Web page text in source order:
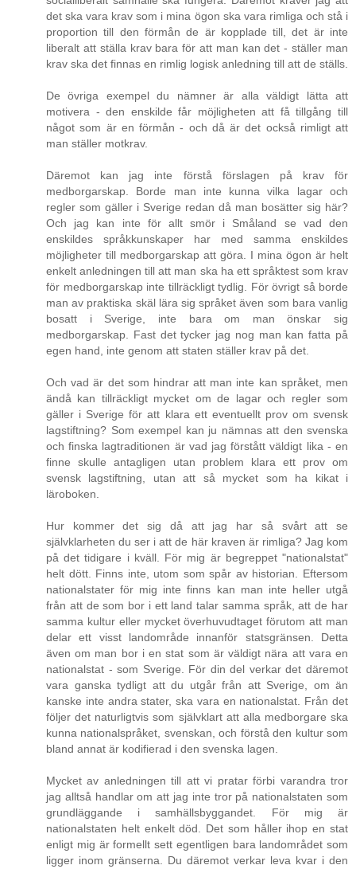
det ska vara krav som i mina ögon ska vara rimliga och stå i
proportion till den förmån de är kopplade till, det är inte
liberalt att ställa krav bara för att man kan det - ställer man
krav ska det finnas en rimlig logisk anledning till att de ställs.
De övriga exempel du nämner är alla väldigt lätta att
motivera - den enskilde får möjligheten att få tillgång till
något som är en förmån - och då är det också rimligt att
man ställer motkrav.
Däremot kan jag inte förstå förslagen på krav för
medborgarskap. Borde man inte kunna vilka lagar och
regler som gäller i Sverige redan då man bosätter sig här?
Och jag kan inte för allt smör i Småland se vad den
enskildes språkkunskaper har med samma enskildes
möjligheter till medborgarskap att göra. I mina ögon är helt
enkelt anledningen till att man ska ha ett språktest som krav
för medborgarskap inte tillräckligt tydlig. För övrigt så borde
man av praktiska skäl lära sig språket även som bara vanlig
bosatt i Sverige, inte bara om man önskar sig
medborgarskap. Fast det tycker jag nog man kan fatta på
egen hand, inte genom att staten ställer krav på det.
Och vad är det som hindrar att man inte kan språket, men
ändå kan tillräckligt mycket om de lagar och regler som
gäller i Sverige för att klara ett eventuellt prov om svensk
lagstiftning? Som exempel kan ju nämnas att den svenska
och finska lagtraditionen är vad jag förstått väldigt lika - en
finne skulle antagligen utan problem klara ett prov om
svensk lagstiftning, utan att så mycket som ha kikat i
läroboken.
Hur kommer det sig då att jag har så svårt att se
självklarheten du ser i att de här kraven är rimliga? Jag kom
på det tidigare i kväll. För mig är begreppet "nationalstat"
helt dött. Finns inte, utom som spår av historian. Eftersom
nationalstater för mig inte finns kan man inte heller utgå
från att de som bor i ett land talar samma språk, att de har
samma kultur eller mycket överhuvudtaget förutom att man
delar ett visst landområde innanför statsgränsen. Detta
även om man bor i en stat som är väldigt nära att vara en
nationalstat - som Sverige. För din del verkar det däremot
vara ganska tydligt att du utgår från att Sverige, om än
kanske inte andra stater, ska vara en nationalstat. Från det
följer det naturligtvis som självklart att alla medborgare ska
kunna nationalspråket, svenskan, och förstå den kultur som
bland annat är kodifierad i den svenska lagen.
Mycket av anledningen till att vi pratar förbi varandra tror
jag alltså handlar om att jag inte tror på nationalstaten som
grundläggande i samhällsbyggandet. För mig är
nationalstaten helt enkelt död. Det som håller ihop en stat
enligt mig är formellt sett egentligen bara landområdet som
ligger inom gränserna. Du däremot verkar leva kvar i den